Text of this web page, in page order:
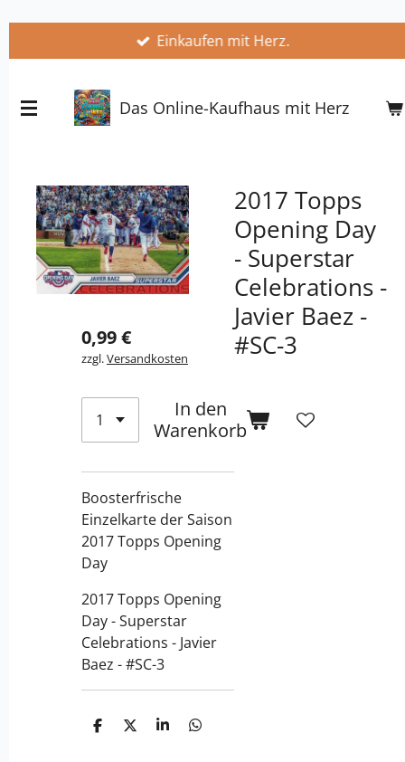
springen
Einkaufen mit Herz.
Das Online-Kaufhaus mit Herz
2017 Topps
Opening Day
- Superstar
Celebrations -
Javier Baez -
#SC-3
0,99 €
zzgl.Versandkosten
In den
Warenkorb
Boosterfrische
Einzelkarte der Saison
2017 Topps Opening
Day
2017 Topps Opening
Day - Superstar
Celebrations - Javier
Baez - #SC-3
T
T
T
T